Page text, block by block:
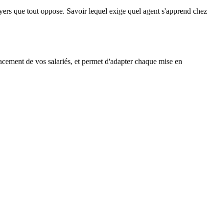
que tout oppose. Savoir lequel exige quel agent s'apprend chez
de vos salariés, et permet d'adapter chaque mise en